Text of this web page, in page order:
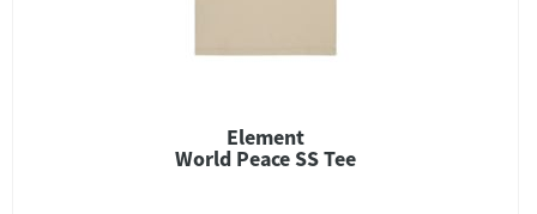
Element
World Peace SS Tee